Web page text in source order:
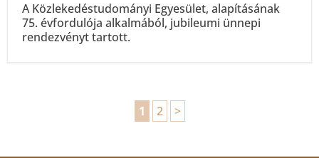
A Közlekedéstudományi Egyesület, alapításának
75. évfordulója alkalmából, jubileumi ünnepi
rendezvényt tartott.
1 2 >